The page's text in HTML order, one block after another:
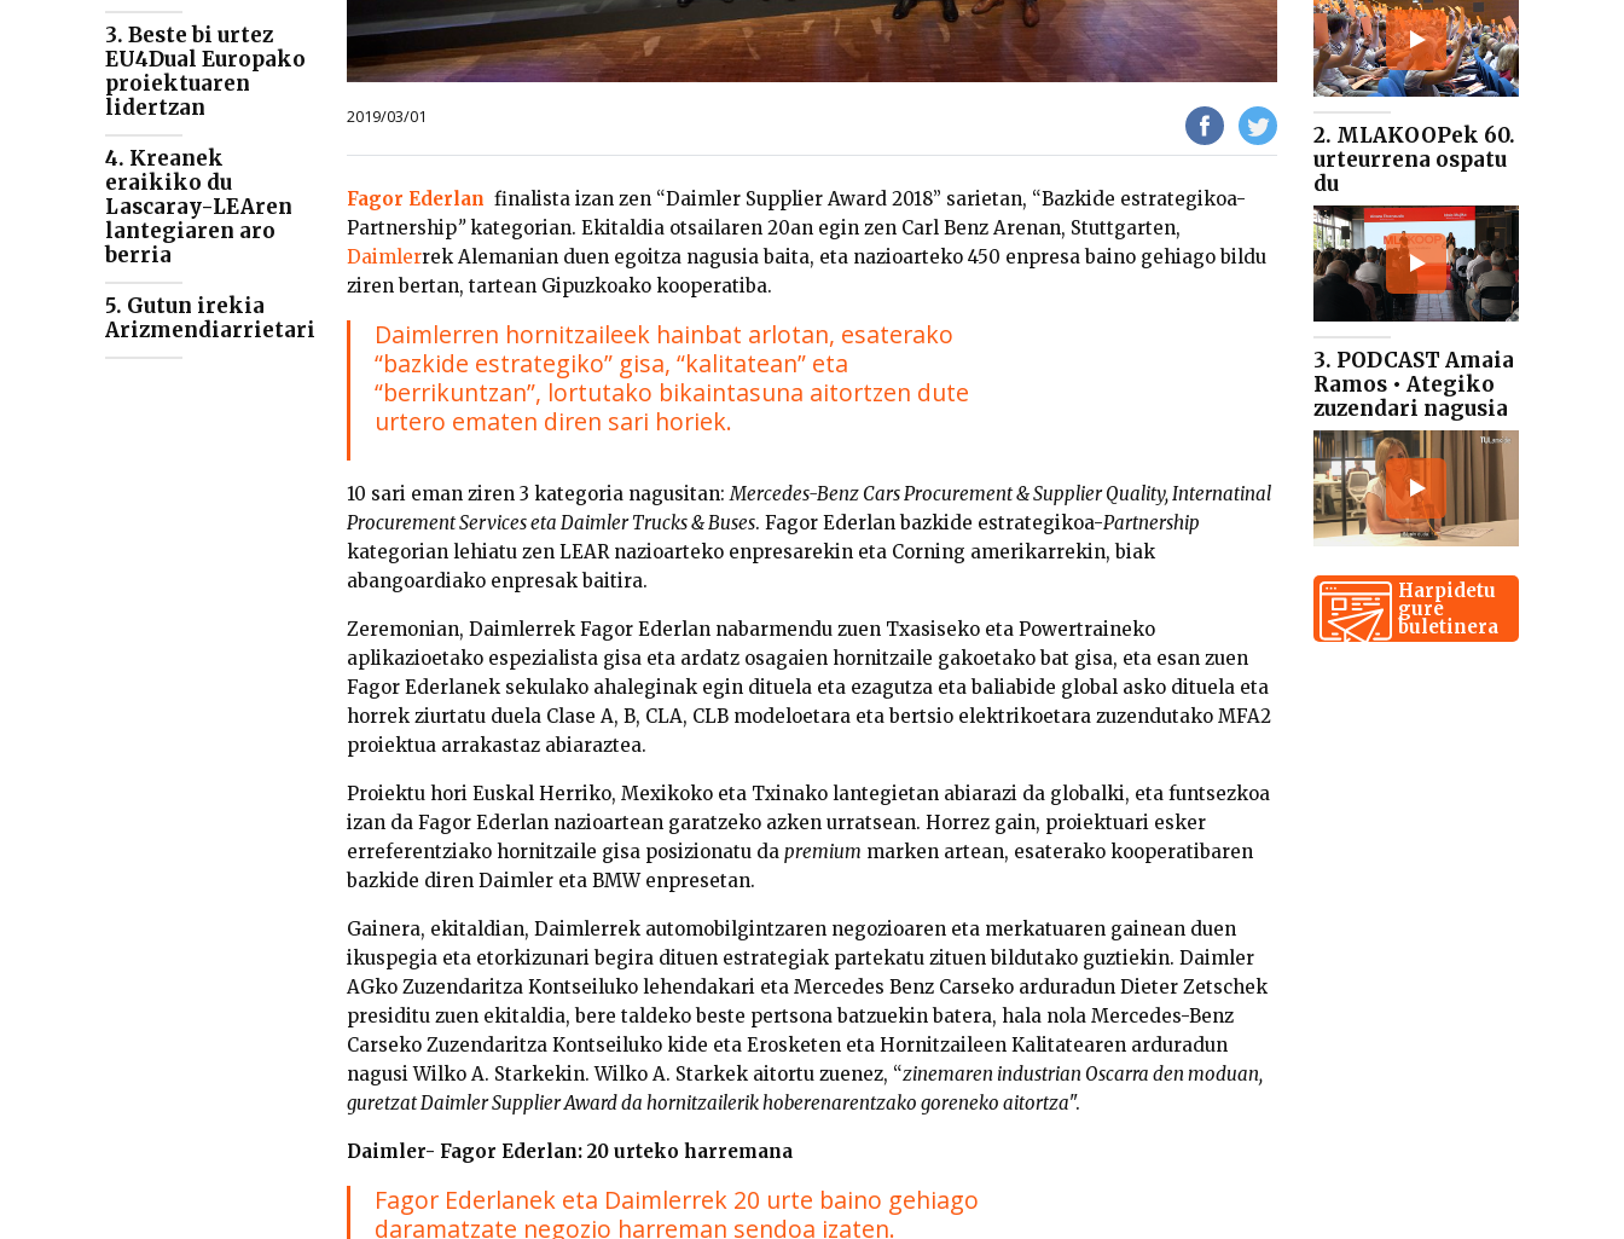
3. Beste bi urtez
EU4Dual Europako
proiektuaren
lidertzan
4. Kreanek
eraikiko du
Lascaray-LEAren
lantegiaren aro
berria
5. Gutun irekia
Arizmendiarrietari
2019/03/01
Fagor Ederlan finalista izan zen “Daimler Supplier Award 2018” sarietan, “Bazkide estrategikoa-
Partnership”kategorian. Ekitaldia otsailaren 20an egin zen Carl Benz Arenan, Stuttgarten,
Daimlerrek Alemanian duen egoitza nagusia baita, eta nazioarteko 450 enpresa baino gehiago bildu
ziren bertan, tartean Gipuzkoako kooperatiba.
Daimlerren hornitzaileek hainbat arlotan, esaterako
“bazkide estrategiko” gisa, “kalitatean” eta
“berrikuntzan”, lortutako bikaintasuna aitortzen dute
urtero ematen diren sari horiek.
10 sari eman ziren 3 kategoria nagusitan:Mercedes-Benz Cars Procurement & Supplier Quality, Internatinal
Procurement Services eta Daimler Trucks & Buses. Fagor Ederlan bazkide estrategikoa-Partnership
kategorian lehiatu zen LEAR nazioarteko enpresarekin eta Corning amerikarrekin, biak
abangoardiako enpresak baitira.
Zeremonian, Daimlerrek Fagor Ederlan nabarmendu zuen Txasiseko eta Powertraineko
aplikazioetako espezialista gisa eta ardatz osagaien hornitzaile gakoetako bat gisa, eta esan zuen
Fagor Ederlanek sekulako ahaleginak egin dituela eta ezagutza eta baliabide global asko dituela eta
horrek ziurtatu duela Clase A, B, CLA, CLB modeloetara eta bertsio elektrikoetara zuzendutako MFA2
proiektua arrakastaz abiaraztea.
Proiektu hori Euskal Herriko, Mexikoko eta Txinako lantegietan abiarazi da globalki, eta funtsezkoa
izan da Fagor Ederlan nazioartean garatzeko azken urratsean. Horrez gain, proiektuari esker
erreferentziako hornitzaile gisa posizionatu da premium marken artean, esaterako kooperatibaren
bazkide diren Daimler eta BMW enpresetan.
Gainera, ekitaldian, Daimlerrek automobilgintzaren negozioaren eta merkatuaren gainean duen
ikuspegia eta etorkizunari begira dituen estrategiak partekatu zituen bildutako guztiekin. Daimler
AGko Zuzendaritza Kontseiluko lehendakari eta Mercedes Benz Carseko arduradun Dieter Zetschek
presiditu zuen ekitaldia, bere taldeko beste pertsona batzuekin batera, hala nola Mercedes-Benz
Carseko Zuzendaritza Kontseiluko kide eta Erosketen eta Hornitzaileen Kalitatearen arduradun
nagusi Wilko A. Starkekin. Wilko A. Starkek aitortu zuenez, “zinemaren industrian Oscarra den moduan,
guretzat Daimler Supplier Award da hornitzailerik hoberenarentzako goreneko aitortza".
Daimler- Fagor Ederlan: 20 urteko harremana
Fagor Ederlanek eta Daimlerrek 20 urte baino gehiago
daramatzate negozio harreman sendoa izaten.
2. MLAKOOPek 60.
urteurrena ospatu
du
3. PODCAST Amaia
Ramos • Ategiko
zuzendari nagusia
Harpidetu
gure
buletinera